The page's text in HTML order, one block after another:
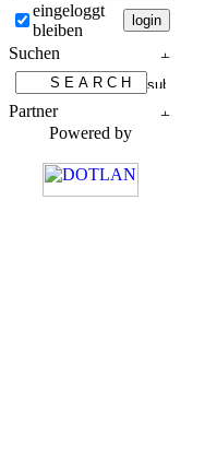
eingeloggt
bleiben
Suchen
Partner
Powered by